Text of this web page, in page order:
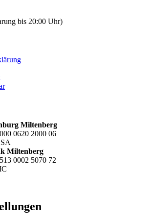
bis 20:00 Uhr)
Miltenberg
0620 2000 06
Miltenberg
0002 5070 72